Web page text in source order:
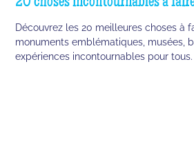
Découvrez les 20 meilleures choses à
monuments emblématiques, musées,
expériences incontournables pour tous.